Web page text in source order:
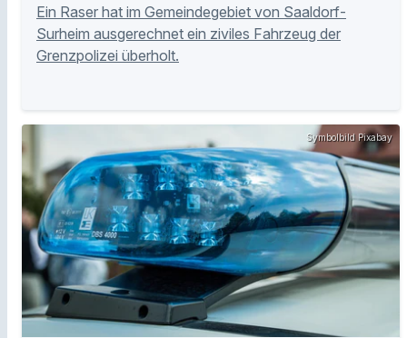
Ein Raser hat im Gemeindegebiet von Saaldorf-
Surheim ausgerechnet ein ziviles Fahrzeug der
Grenzpolizei überholt.
Symbolbild Pixabay